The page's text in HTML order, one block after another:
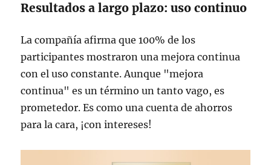
Resultados a largo plazo: uso continuo
La compañía afirma que 100% de los
participantes mostraron una mejora continua
con el uso constante. Aunque "mejora
continua" es un término un tanto vago, es
prometedor. Es como una cuenta de ahorros
para la cara, ¡con intereses!